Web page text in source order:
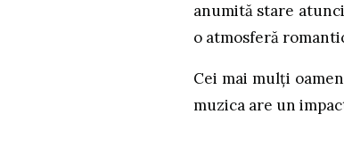
anumită stare
o atmosferă
Cei mai mulți
muzica are un